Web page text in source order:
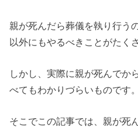
親が死んだら葬儀を執り行う
以外にもやるべきことがたく
しかし、実際に親が死んでか
べてもわかりづらいものです。
そこでこの記事では、親が死